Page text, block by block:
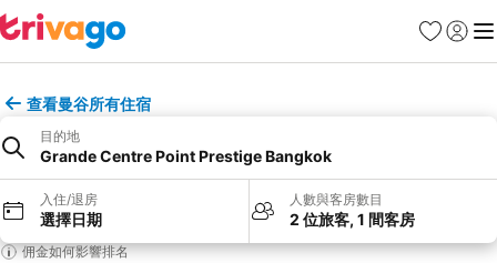
收藏夾
登入 選
查看曼谷所有住宿
目的地
Grande Centre Point Prestige Bangkok
入住/退房
選擇日期
人數與客房數目
2 位旅客, 1 間客房
佣金如何影響排名